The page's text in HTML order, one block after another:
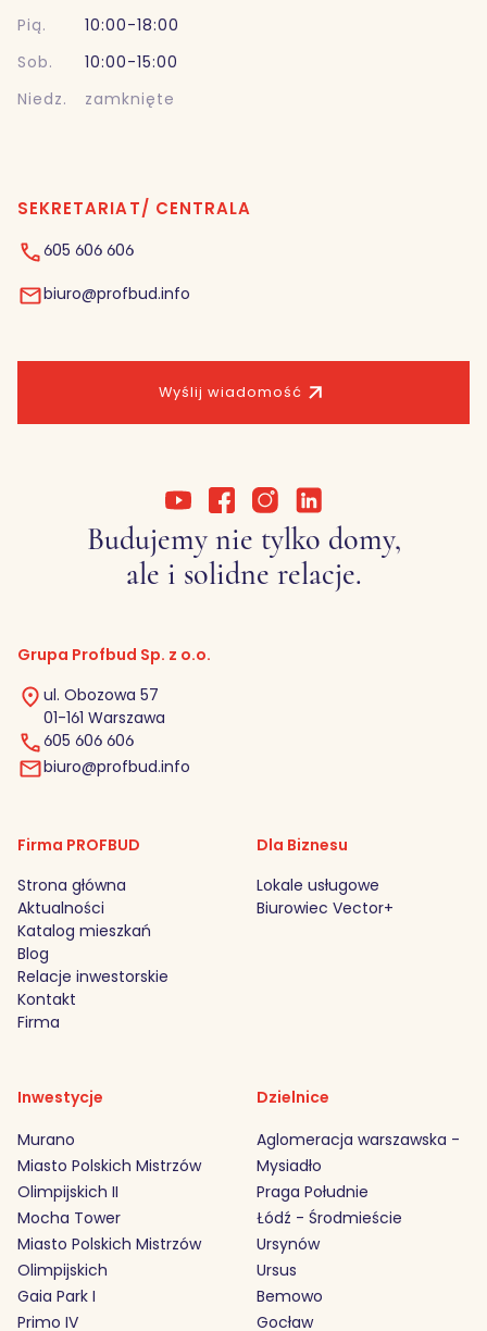
Wyślij wiadomość
Pią.
10:00-18:00
Sob.
10:00-15:00
Niedz.
zamknięte
SEKRETARIAT/ CENTRALA
605 606 606
biuro@profbud.info
Budujemy nie tylko domy,
ale i solidne relacje.
Grupa Profbud Sp. z o.o.
ul. Obozowa 57
01-161 Warszawa
605 606 606
biuro@profbud.info
Firma PROFBUD
Strona główna
Aktualności
Katalog mieszkań
Blog
Relacje inwestorskie
Kontakt
Firma
Dla Biznesu
Lokale usługowe
Biurowiec Vector+
Inwestycje
Murano
Miasto Polskich Mistrzów
Olimpijskich II
Mocha Tower
Miasto Polskich Mistrzów
Olimpijskich
Gaia Park I
Primo IV
Dzielnice
Aglomeracja warszawska -
Mysiadło
Praga Południe
Łódź - Środmieście
Ursynów
Ursus
Bemowo
Gocław